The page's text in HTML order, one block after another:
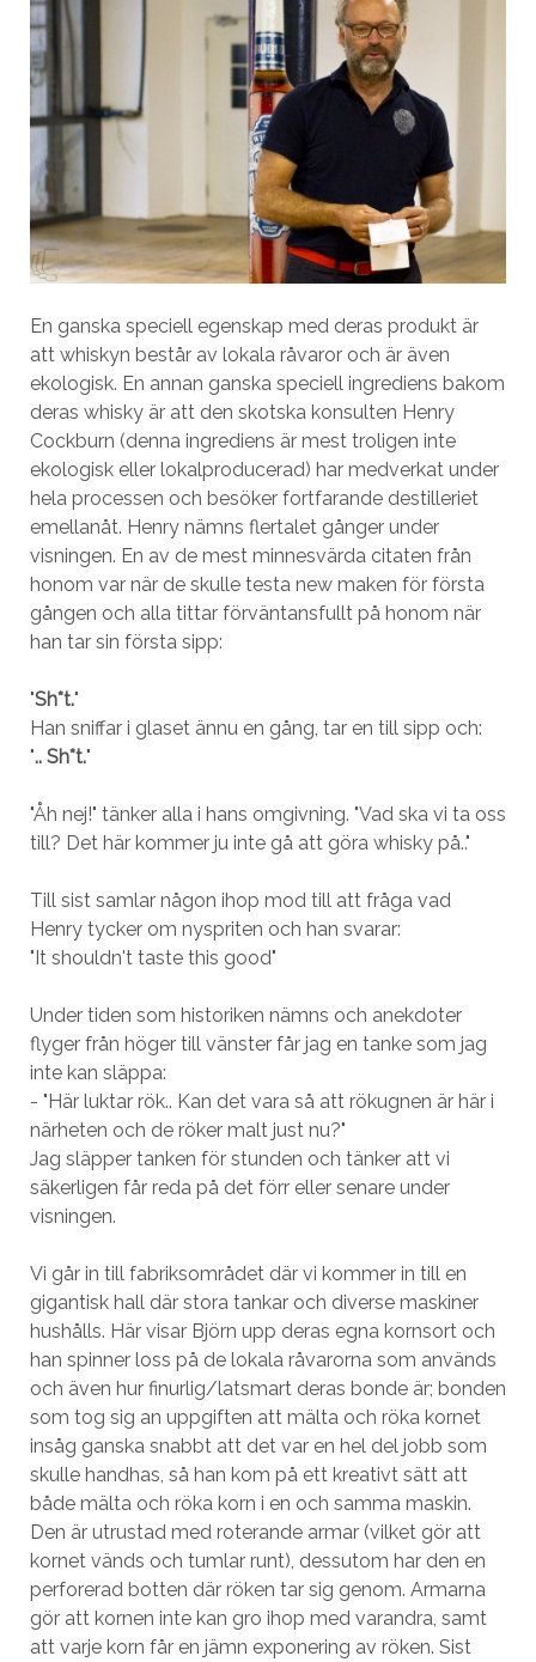
En ganska speciell egenskap med deras produkt är
att whiskyn består av lokala råvaror och är även
ekologisk. En annan ganska speciell ingrediens bakom
deras whisky är att den skotska konsulten Henry
Cockburn (denna ingrediens är mest troligen inte
ekologisk eller lokalproducerad) har medverkat under
hela processen och besöker fortfarande destilleriet
emellanåt. Henry nämns flertalet gånger under
visningen. En av de mest minnesvärda citaten från
honom var när de skulle testa new maken för första
gången och alla tittar förväntansfullt på honom när
han tar sin första sipp:
"Sh*t."
Han sniffar i glaset ännu en gång, tar en till sipp och:
".. Sh*t."
"Åh nej!" tänker alla i hans omgivning. "Vad ska vi ta oss
till? Det här kommer ju inte gå att göra whisky på.."
Till sist samlar någon ihop mod till att fråga vad
Henry tycker om nyspriten och han svarar:
"It shouldn't taste this good"
Under tiden som historiken nämns och anekdoter
flyger från höger till vänster får jag en tanke som jag
inte kan släppa:
- "Här luktar rök.. Kan det vara så att rökugnen är här i
närheten och de röker malt just nu?"
Jag släpper tanken för stunden och tänker att vi
säkerligen får reda på det förr eller senare under
visningen.
Vi går in till fabriksområdet där vi kommer in till en
gigantisk hall där stora tankar och diverse maskiner
hushålls. Här visar Björn upp deras egna kornsort och
han spinner loss på de lokala råvarorna som används
och även hur finurlig/latsmart deras bonde är; bonden
som tog sig an uppgiften att mälta och röka kornet
insåg ganska snabbt att det var en hel del jobb som
skulle handhas, så han kom på ett kreativt sätt att
både mälta och röka korn i en och samma maskin.
Den är utrustad med roterande armar (vilket gör att
kornet vänds och tumlar runt), dessutom har den en
perforerad botten där röken tar sig genom. Armarna
gör att kornen inte kan gro ihop med varandra, samt
att varje korn får en jämn exponering av röken. Sist